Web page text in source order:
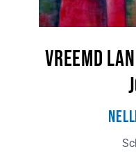
Vreemd